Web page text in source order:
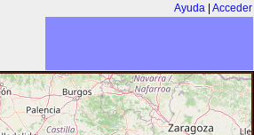
Ayuda Acceder